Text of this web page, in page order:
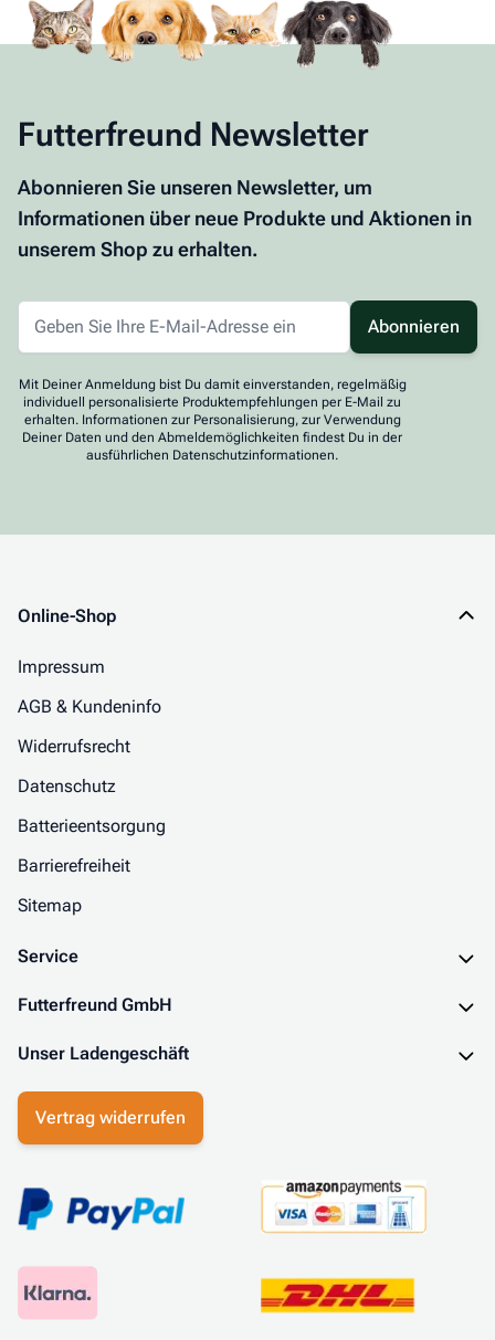
Futterfreund Newsletter
Abonnieren Sie unseren Newsletter, um
Informationen über neue Produkte und Aktionen in
unserem Shop zu erhalten.
Abonnieren
Mit Deiner Anmeldung bist Du damit einverstanden, regelmäßig
individuell personalisierte Produktempfehlungen per E-Mail zu
erhalten. Informationen zur Personalisierung, zur Verwendung
Deiner Daten und den Abmeldemöglichkeiten findest Du in der
ausführlichen Datenschutzinformationen.
Online-Shop
Impressum
AGB & Kundeninfo
Widerrufsrecht
Datenschutz
Batterieentsorgung
Barrierefreiheit
Sitemap
Service
Futterfreund GmbH
Unser Ladengeschäft
Vertrag widerrufen